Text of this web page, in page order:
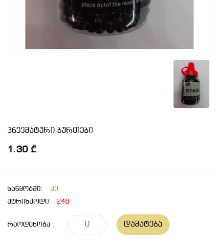
პნევმატური ბურთები
1.30 ₾
საწყობში:
კი
შტრიხკოდი:
248
Რაოდენობა : Დამატება